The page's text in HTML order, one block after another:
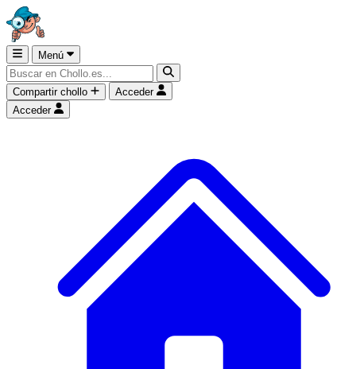
Menú
Compartir chollo
Acceder
Acceder